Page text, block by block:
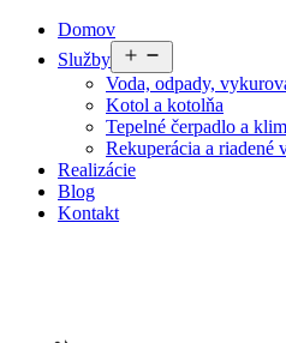
PreskočiťDomov
Služby
menu
Voda, odpady,
Kotol a kotolňa
Tepelné čerpadlo a
Rekuperácia a riadené
Realizácie
Blog
Kontakt